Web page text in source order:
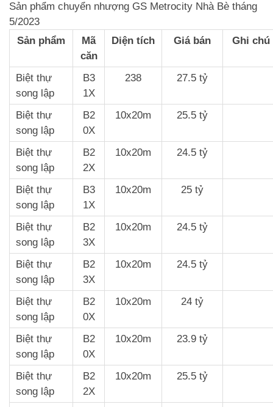
Sản phẩm chuyển nhượng GS Metrocity Nhà Bè tháng
5/2023
Sản phẩm
Mã
căn
Diện tích Giá bán Ghi chú
Biệt thự
song lập
B3
1X
238 27.5 tỷ
Biệt thự
song lập
B2
0X
10x20m 25.5 tỷ
Biệt thự
song lập
B2
2X
10x20m 24.5 tỷ
Biệt thự
song lập
B3
1X
10x20m 25 tỷ
Biệt thự
song lập
B2
3X
10x20m 24.5 tỷ
Biệt thự
song lập
B2
3X
10x20m 24.5 tỷ
Biệt thự
song lập
B2
0X
10x20m 24 tỷ
Biệt thự
song lập
B2
0X
10x20m 23.9 tỷ
Biệt thự
song lập
B2
2X
10x20m 25.5 tỷ